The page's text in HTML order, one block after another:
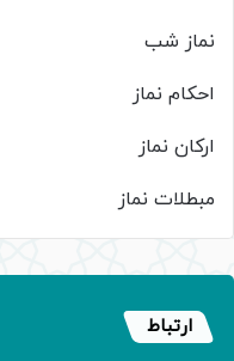
نماز شب
احکام نماز
ارکان نماز
مبطلات نماز
ارتباط